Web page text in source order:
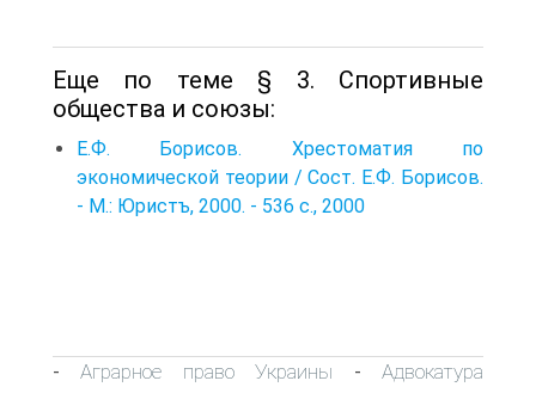
Еще по теме § 3. Спортивные
общества и союзы:
Е.Ф. Борисов. Хрестоматия по
экономической теории / Сост. Е.Ф. Борисов.
- М.: Юристъ, 2000. - 536 с., 2000
-Аграрное право Украины -Адвокатура